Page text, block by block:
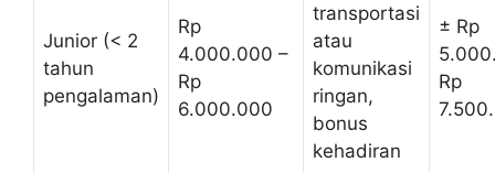
Junior (< 2
tahun
pengalaman)
Rp
4.000.000 –
Rp
6.000.000
transportasi
atau
komunikasi
ringan,
bonus
kehadiran
± Rp
Rp